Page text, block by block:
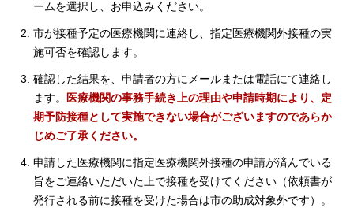
ームを選択し、お申込みください。
市が接種予定の医療機関に連絡し、指定医療機関外接種の実
施可否を確認します。
確認した結果を、申請者の方にメールまたは電話にて連絡し
ます。
医療機関の事務手続き上の理由や申請時期により、定
期予防接種として実施できない場合がございますのであらか
じめご了承ください。
申請した医療機関に指定医療機関外接種の申請が済んでいる
旨をご連絡いただいた上で接種を受けてください（依頼書が
発行される前に接種を受けた場合は市の助成対象外です）。